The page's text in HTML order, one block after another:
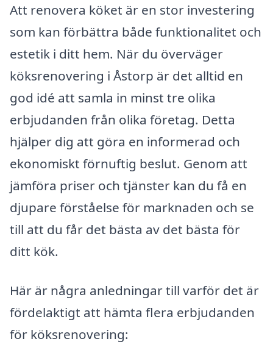
Att renovera köket är en stor investering
som kan förbättra både funktionalitet och
estetik i ditt hem. När du överväger
köksrenovering i Åstorp är det alltid en
god idé att samla in minst tre olika
erbjudanden från olika företag. Detta
hjälper dig att göra en informerad och
ekonomiskt förnuftig beslut. Genom att
jämföra priser och tjänster kan du få en
djupare förståelse för marknaden och se
till att du får det bästa av det bästa för
ditt kök.
Här är några anledningar till varför det är
fördelaktigt att hämta flera erbjudanden
för köksrenovering: